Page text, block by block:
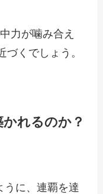
力が噛み合え
づくでしょう。
れるのか？
うに、連覇を達